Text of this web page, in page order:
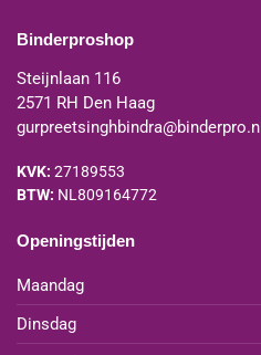
Binderproshop
Steijnlaan 116
2571 RH Den Haag
gurpreetsinghbindra@binderpro.nl
KVK: 27189553
BTW: NL809164772
Openingstijden
Maandag
Dinsdag